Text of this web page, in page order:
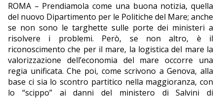
ROMA – Prendiamola come una buona notizia, quella
del nuovo Dipartimento per le Politiche del Mare; anche
se non sono le targhette sulle porte dei ministeri a
risolvere i problemi. Però, se non altro, è il
riconoscimento che per il mare, la logistica del mare la
valorizzazione dell’economia del mare occorre una
regia unificata. Che poi, come scrivono a Genova, alla
base ci sia lo scontro partitico nella maggioranza, con
lo “scippo” ai danni del ministero di Salvini di